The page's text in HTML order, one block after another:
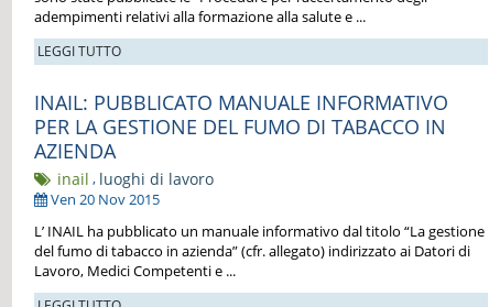
adempimenti relativi alla formazione alla salute e ...
LEGGI TUTTO
INAIL: PUBBLICATO MANUALE INFORMATIVO
PER LA GESTIONE DEL FUMO DI TABACCO IN
AZIENDA
inail , luoghi di lavoro
Ven 20 Nov 2015
L’ INAIL ha pubblicato un manuale informativo dal titolo “La gestione
del fumo di tabacco in azienda” (cfr. allegato) indirizzato ai Datori di
Lavoro, Medici Competenti e ...